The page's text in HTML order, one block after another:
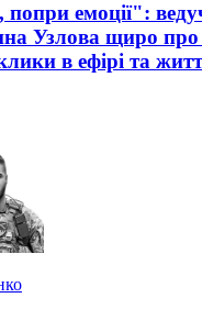
попри емоції":
Узлова щиро про
в ефірі та